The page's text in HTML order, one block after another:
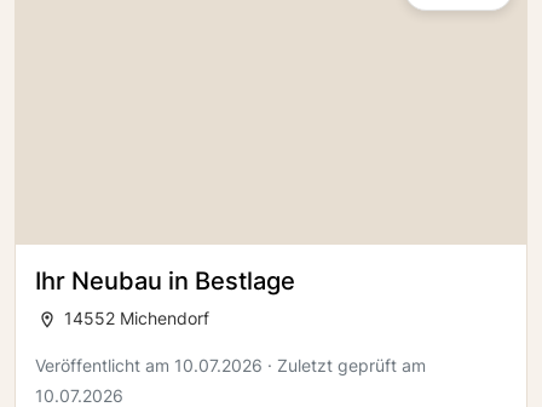
Ihr Neubau in Bestlage
14552 Michendorf
Veröffentlicht am 10.07.2026 · Zuletzt geprüft am
10.07.2026